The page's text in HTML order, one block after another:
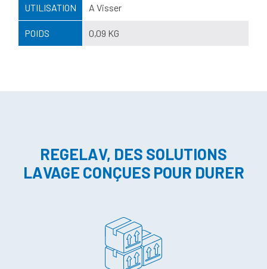
UTILISATION A Visser
POIDS 0,09 KG
REGELAV, DES SOLUTIONS
LAVAGE CONÇUES POUR DURER